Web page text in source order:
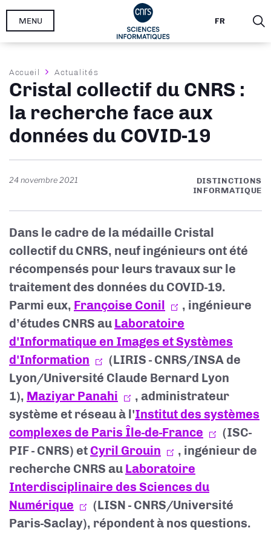
Aller
FR
MENU
Fil
d'Ariane
Accueil Actualités
Cristal collectif du CNRS :
la recherche face aux
données du COVID-19
24 novembre 2021
DISTINCTIONS
INFORMATIQUE
Dans le cadre de la médaille Cristal
collectif du CNRS, neuf ingénieurs ont été
récompensés pour leurs travaux sur le
traitement des données du COVID-19.
Parmi eux, Françoise Conil
, ingénieure
d’études CNRS au Laboratoire
d'Informatique en Images et Systèmes
d'Information
(LIRIS - CNRS/INSA de
Lyon/Université Claude Bernard Lyon
1), Maziyar Panahi
, administrateur
système et réseau à l'Institut des systèmes
complexes de Paris Île-de-France
(ISC-
PIF - CNRS) et Cyril Grouin
, ingénieur de
recherche CNRS au Laboratoire
Interdisciplinaire des Sciences du
Numérique
(LISN - CNRS/Université
Paris-Saclay), répondent à nos questions.